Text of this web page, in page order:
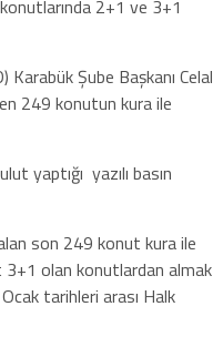
2+1 ve 3+1
Şube Başkanı Celal
249 konutun kura ile
yaptığı yazılı basın
son 249 konut kura ile
olan konutlardan almak
tarihleri arası Halk